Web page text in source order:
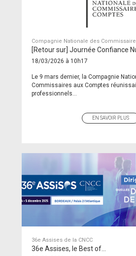
Compagnie Nationale des
[Retour sur] Journée Confiance
18/03/2026 à 10h17
Le 9 mars dernier, la Compagnie
Commissaires aux Comptes
professionnels...
EN SAVOIR PLUS
36e Assises de la CNCC
36e Assises, le Best of…